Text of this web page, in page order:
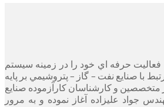
این شرکت از سال ۱۳۸۸ فعاليت حرفه اي خود را در زمينه سيستم
با صنايع نفت – گاز – پتروشيمي بر پايه
و كارشناسان كارآزموده صنايع
جواد عليزاده آغاز نموده و به مرور